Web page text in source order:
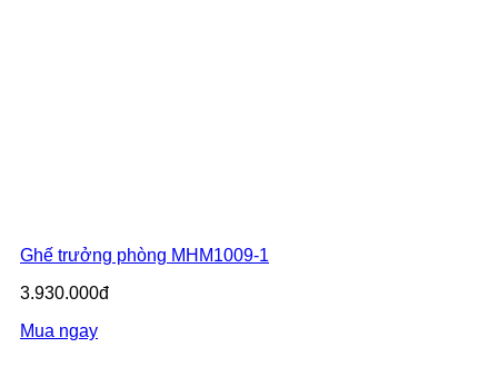
Ghế trưởng phòng MHM1009-1
3.930.000đ
Mua ngay